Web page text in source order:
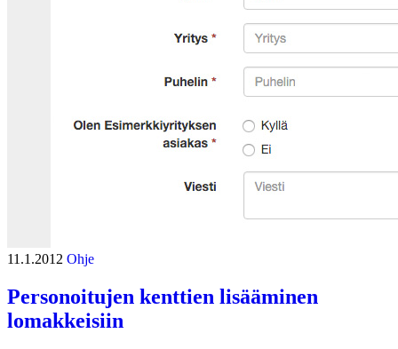
11.1.2012 Ohje
Personoitujen kenttien lisääminen
lomakkeisiin